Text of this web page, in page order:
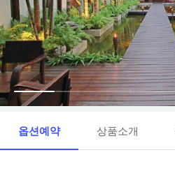
옵션예약 상품소개